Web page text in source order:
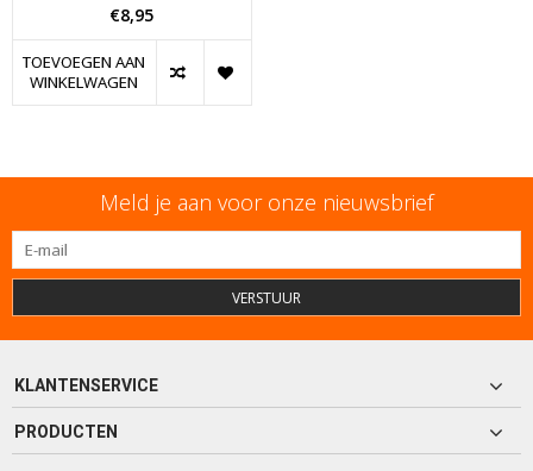
€8,95
TOEVOEGEN AAN
WINKELWAGEN
Meld je aan voor onze nieuwsbrief
VERSTUUR
KLANTENSERVICE
PRODUCTEN